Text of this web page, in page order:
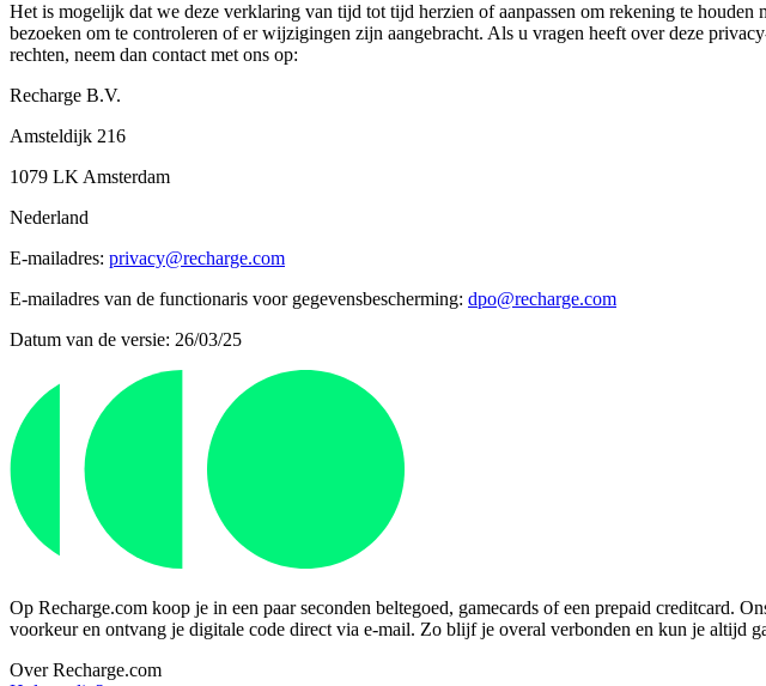
Het is mogelijk dat we deze verklaring van tijd tot tijd herzien of aanpassen om rekening te
bezoeken om te controleren of er wijzigingen zijn aangebracht. Als u vragen heeft over deze
rechten, neem dan contact met ons op:
Recharge B.V.
Amsteldijk 216
1079 LK Amsterdam
Nederland
E-mailadres: privacy@recharge.com
E-mailadres van de functionaris voor gegevensbescherming: dpo@recharge.com
Datum van de versie: 26/03/25
Op Recharge.com koop je in een paar seconden beltegoed, gamecards of een prepaid creditcard.
voorkeur en ontvang je digitale code direct via e-mail. Zo blijf je overal verbonden en kun je altijd
Over Recharge.com